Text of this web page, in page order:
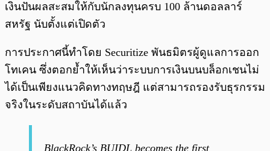
เงินปันผลสะสมให้กับนักลงทุนครบ 100 ล้านดอลลาร์
สหรัฐ นับตั้งแต่เปิดตัว
การประกาศนี้ทำโดย Securitize พันธมิตรผู้ดูแลการออก
โทเคน ซึ่งตอกย้ำให้เห็นว่าระบบการเงินบนบล็อกเชนไม่
ได้เป็นเพียงแนวคิดทางทฤษฎี แต่สามารถรองรับธุรกรรม
จริงในระดับสถาบันได้แล้ว
BlackRock’s BUIDL becomes the first